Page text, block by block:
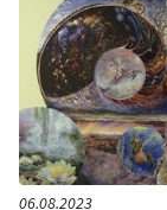
06.08.2023